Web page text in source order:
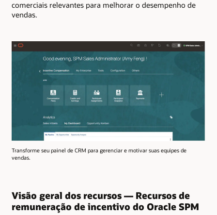
comerciais relevantes para melhorar o desempenho de
vendas.
Transforme seu painel de CRM para gerenciar e motivar suas equipes de
vendas.
Visão geral dos recursos — Recursos de
remuneração de incentivo do Oracle SPM